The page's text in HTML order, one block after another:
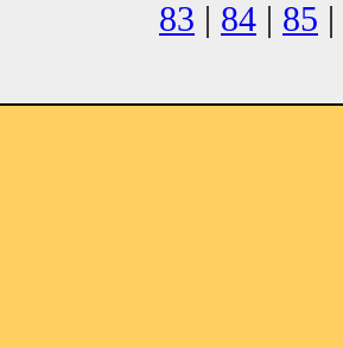
83 | 84 | 85 |